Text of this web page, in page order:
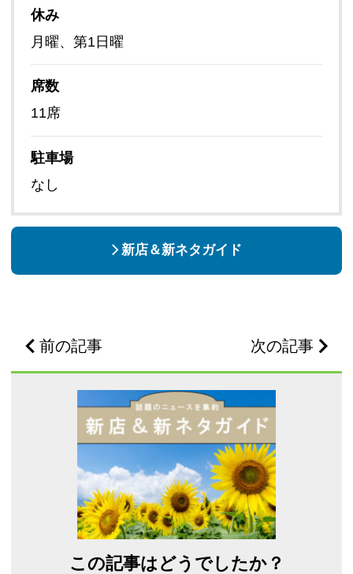
休み
月曜、第1日曜
席数
11席
駐車場
なし
新店＆新ネタガイド
前の記事 次の記事
この記事はどうでしたか？